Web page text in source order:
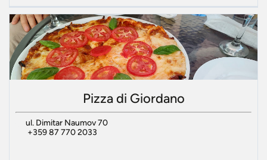
Pizza di Giordano
ul. Dimitar Naumov 70
+359 87 770 2033